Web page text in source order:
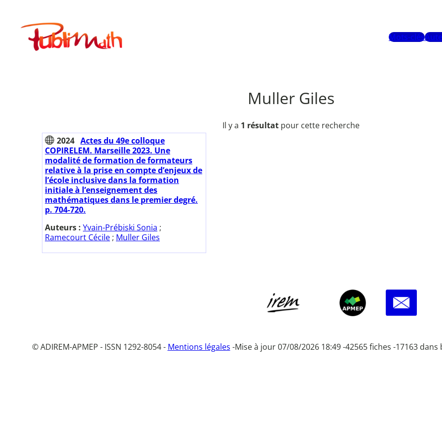
contenuPublimath
Mots-clés
Muller Giles
Il y a 1 résultat pour cette recherche
2024 Actes du 49e colloque
COPIRELEM. Marseille 2023. Une
modalité de formation de formateurs
relative à la prise en compte d’enjeux de
l’école inclusive dans la formation
initiale à l’enseignement des
mathématiques dans le premier degré.
p. 704-720.
Auteurs : Yvain-Prébiski Sonia ;
Ramecourt Cécile ; Muller Giles
© ADIREM-APMEP - ISSN 1292-8054 - Mentions légales -Mise à jour 07/08/2026 18:49 -42565 fiches -17163